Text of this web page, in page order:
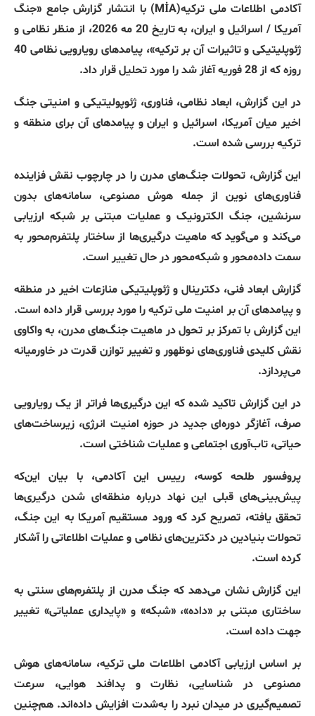
آکادمی اطلاعات ملی ترکیه‌(MİA) با انتشار گزارش جامع «جنگ
آمریکا/ اسرائیل و ایران، به تاریخ 20 مه 2026
، از منظر نظامی و
ژئوپلیتیکی و تاثیرات آن بر ترکیه»، پیامدهای رویارویی نظامی
روزه که از
فوریه آغاز شد را مورد تحلیل قرار داد.
در این گزارش، ابعاد نظامی، فناوری، ژئوپولیتیکی و امنیتی جنگ
اخیر میان آمریکا، اسرائیل و ایران و پیامدهای آن برای منطقه و
ترکیه بررسی شده است.
این گزارش، تحولات جنگ‌های مدرن را در چارچوب نقش فزاینده
فناوری‌های نوین از جمله هوش مصنوعی، سامانه‌های بدون
سرنشین، جنگ الکترونیک و عملیات مبتنی بر شبکه ارزیابی
می‌کند و می‌گوید که ماهیت درگیری‌ها از ساختار پلتفرم‌محور به
سمت داده‌محور و شبکه‌محور در حال تغییر است.
گزارش ابعاد فنی، دکترینال و ژئوپلیتیکی منازعات اخیر در منطقه
و پیامدهای آن بر امنیت ملی ترکیه را مورد بررسی قرار داده است.
این گزارش با تمرکز بر تحول در ماهیت جنگ‌های مدرن، به واکاوی
نقش کلیدی فناوری‌های نوظهور و تغییر توازن قدرت در خاورمیانه
می‌پردازد.
در این گزارش تاکید شده که این درگیری‌ها فراتر از یک رویارویی
صرف، آغازگر دوره‌ای جدید در حوزه امنیت انرژی، زیرساخت‌های
حیاتی، تاب‌آوری اجتماعی و عملیات شناختی است.
پروفسور طلحه کوسه، رییس این آکادمی، با بیان این‌که
پیش‌بینی‌های قبلی این نهاد درباره منطقه‌ای شدن درگیری‌ها
تحقق یافته، تصریح کرد که ورود مستقیم آمریکا به این جنگ،
تحولات بنیادین در دکترین‌های نظامی و عملیات اطلاعاتی را آشکار
کرده است.
این گزارش نشان می‌دهد که جنگ مدرن از پلتفرم‌های سنتی به
ساختاری مبتنی بر«داده»، «شبکه»و «پایداری عملیاتی» تغییر
جهت داده است.
بر اساس ارزیابی آکادمی اطلاعات ملی ترکیه، سامانه‌های هوش
مصنوعی در شناسایی، نظارت و پدافند هوایی، سرعت
تصمیم‌گیری در میدان نبرد را به‌شدت افزایش داده‌اند. هم‌چنین